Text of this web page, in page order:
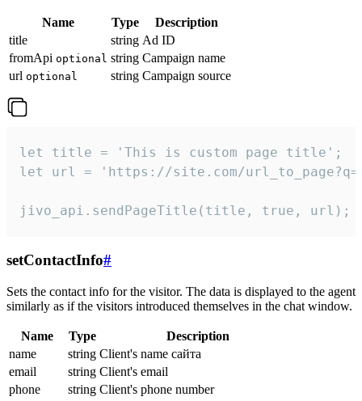
Name Type
Description
title
string Ad ID
fromApi optional string Campaign name
url optional string Campaign source
let title = 'This is custom page title';
let url = 'https://site.com/
jivo_api.sendPageTitle(title, true, url);
setContactInfo#
Sets the contact info for the visitor. The data is displayed to the agent
similarly as if the visitors introduced themselves in the chat window.
Name Type
Description
name
string Client's name сайта
email
string Client's email
phone
string Client's phone number